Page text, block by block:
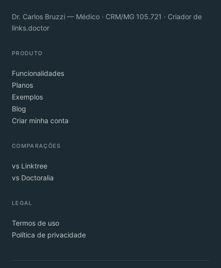
Dr. Carlos Bruzzi — Médico · CRM/MG 105.721 · Criador de
links.doctor
PRODUTO
Funcionalidades
Planos
Exemplos
Blog
Criar minha conta
COMPARAÇÕES
vs Linktree
vs Doctoralia
LEGAL
Termos de uso
Política de privacidade